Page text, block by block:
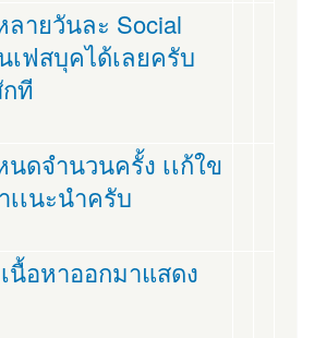
ายวันละ Social
เฟสบุคได้เลยครับ
ที
ดจำนวนครั้ง เเก้ใข
เนะนำครับ
นื้อหาออกมาแสดง